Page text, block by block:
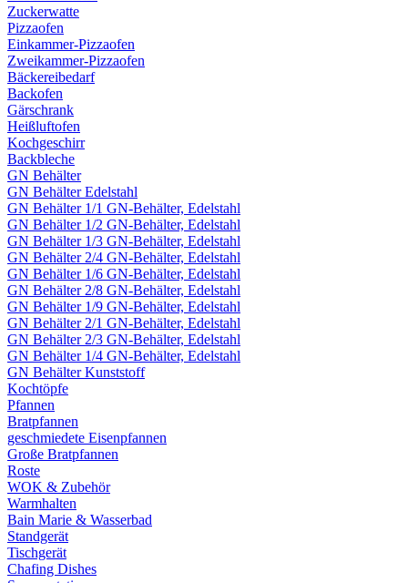
Zuckerwatte
Pizzaofen
Einkammer-Pizzaofen
Zweikammer-Pizzaofen
Bäckereibedarf
Backofen
Gärschrank
Heißluftofen
Kochgeschirr
Backbleche
GN Behälter
GN Behälter Edelstahl
GN Behälter 1/1 GN-Behälter, Edelstahl
GN Behälter 1/2 GN-Behälter, Edelstahl
GN Behälter 1/3 GN-Behälter, Edelstahl
GN Behälter 2/4 GN-Behälter, Edelstahl
GN Behälter 1/6 GN-Behälter, Edelstahl
GN Behälter 2/8 GN-Behälter, Edelstahl
GN Behälter 1/9 GN-Behälter, Edelstahl
GN Behälter 2/1 GN-Behälter, Edelstahl
GN Behälter 2/3 GN-Behälter, Edelstahl
GN Behälter 1/4 GN-Behälter, Edelstahl
GN Behälter Kunststoff
Kochtöpfe
Pfannen
Bratpfannen
geschmiedete Eisenpfannen
Große Bratpfannen
Roste
WOK & Zubehör
Warmhalten
Bain Marie & Wasserbad
Standgerät
Tischgerät
Chafing Dishes